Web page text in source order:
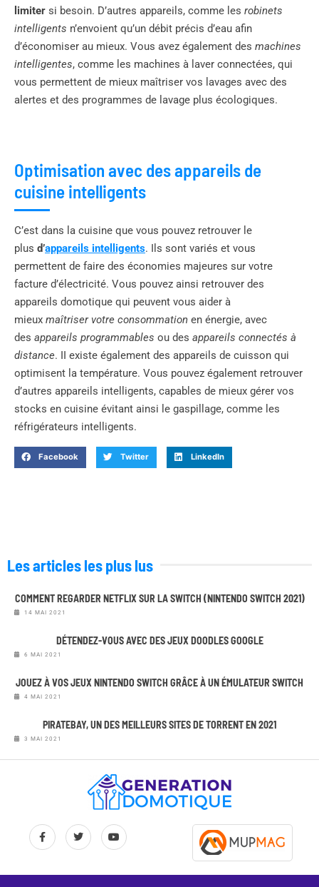
limiter si besoin. D’autres appareils, comme les robinets
intelligents n’envoient qu’un débit précis d’eau afin
d’économiser au mieux. Vous avez également des machines
intelligentes, comme les machines à laver connectées, qui
vous permettent de mieux maîtriser vos lavages avec des
alertes et des programmes de lavage plus écologiques.
Optimisation avec des appareils de
cuisine intelligents
C’est dans la cuisine que vous pouvez retrouver le
plus d’appareils intelligents. Ils sont variés et vous
permettent de faire des économies majeures sur votre
facture d’électricité. Vous pouvez ainsi retrouver des
appareils domotique qui peuvent vous aider à
mieux maîtriser votre consommation en énergie, avec
des appareils programmables ou des appareils connectés à
distance. II existe également des appareils de cuisson qui
optimisent la température. Vous pouvez également retrouver
d’autres appareils intelligents, capables de mieux gérer vos
stocks en cuisine évitant ainsi le gaspillage, comme les
réfrigérateurs intelligents.
Facebook Twitter LinkedIn
Les articles les plus lus
COMMENT REGARDER NETFLIX SUR LA SWITCH (NINTENDO SWITCH 2021)
14 MAI 2021
DÉTENDEZ-VOUS AVEC DES JEUX DOODLES GOOGLE
6 MAI 2021
JOUEZ À VOS JEUX NINTENDO SWITCH GRÂCE À UN ÉMULATEUR SWITCH
4 MAI 2021
PIRATEBAY, UN DES MEILLEURS SITES DE TORRENT EN 2021
3 MAI 2021